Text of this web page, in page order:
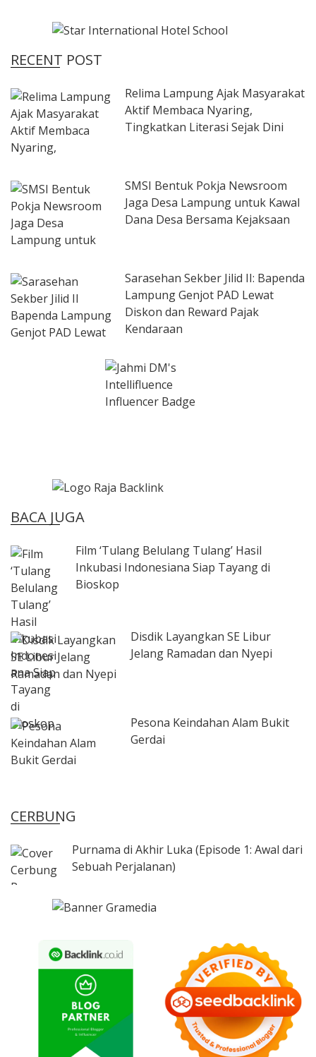
RECENT POST
Relima Lampung Ajak Masyarakat
Aktif Membaca Nyaring,
Tingkatkan Literasi Sejak Dini
SMSI Bentuk Pokja Newsroom
Jaga Desa Lampung untuk Kawal
Dana Desa Bersama Kejaksaan
Sarasehan Sekber Jilid II: Bapenda
Lampung Genjot PAD Lewat
Diskon dan Reward Pajak
Kendaraan
BACA JUGA
Film ‘Tulang Belulang Tulang’ Hasil
Inkubasi Indonesiana Siap Tayang di
Bioskop
Disdik Layangkan SE Libur
Jelang Ramadan dan Nyepi
Pesona Keindahan Alam Bukit
Gerdai
CERBUNG
Purnama di Akhir Luka (Episode 1: Awal dari
Sebuah Perjalanan)